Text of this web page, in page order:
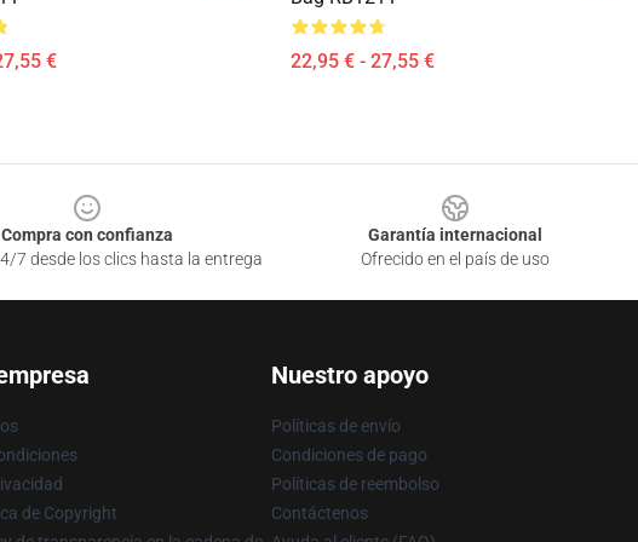
€ 22,95 € - 27,55 €
Compra con confianza
7 desde los clics hasta la entrega
Garantía internacional
Ofrecido en el país de uso
de Copyright
Nuestro apoyo
Políticas de envío
Condiciones de pago
Políticas de reembolso
Contáctenos